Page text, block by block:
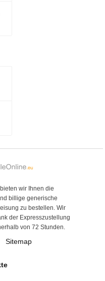
wir Ihnen die
billige generische
zu bestellen. Wir
der Expresszustellung
von 72 Stunden.
Sitemap